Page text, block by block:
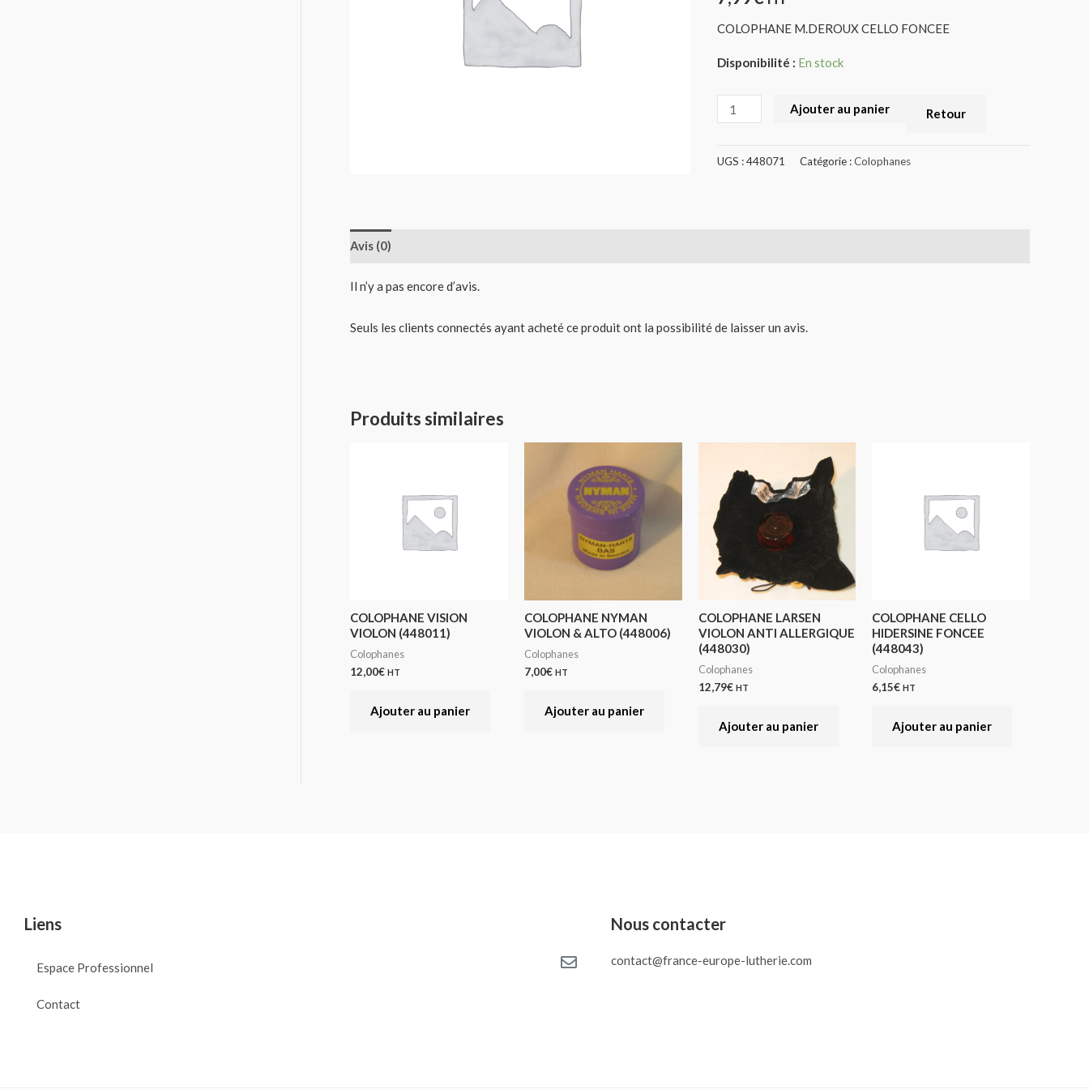
COLOPHANE M.DEROUX CELLO FONCEE
Disponibilité : En stock
Ajouter au panier Retour
UGS :448071 Catégorie :Colophanes
Avis (0)
Il n’y a pas encore d’avis.
Seuls les clients connectés ayant acheté ce produit ont la possibilité de laisser un avis.
Produits similaires
COLOPHANE VISION
VIOLON (448011)
Colophanes
12,00€ HT
Ajouter au panier
COLOPHANE NYMAN
VIOLON & ALTO (448006)
Colophanes
7,00€ HT
Ajouter au panier
COLOPHANE LARSEN
VIOLON ANTI ALLERGIQUE
(448030)
Colophanes
12,79€ HT
Ajouter au panier
COLOPHANE CELLO
HIDERSINE FONCEE
(448043)
Colophanes
6,15€ HT
Ajouter au panier
Liens
Espace Professionnel
Contact
Nous contacter
contact@france-europe-lutherie.com